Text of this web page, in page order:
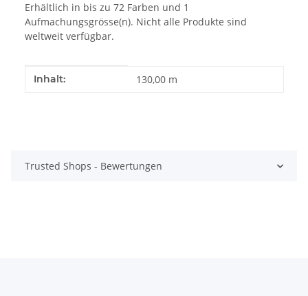
Erhältlich in bis zu 72 Farben und 1
Aufmachungsgrösse(n). Nicht alle Produkte sind
weltweit verfügbar.
Produkteigenschaft
Wert
Inhalt: 130,00 m
Trusted Shops - Bewertungen